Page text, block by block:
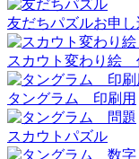
友だちパズルお申し
スカウト変わり絵
タングラム 印刷用
スカウトパズル